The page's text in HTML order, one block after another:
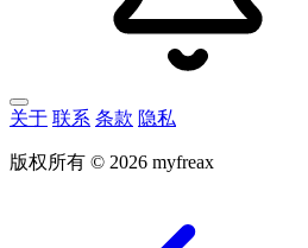
关于 联系 条款 隐私
版权所有 © 2026 myfreax